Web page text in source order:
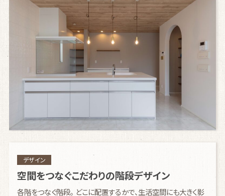
デザイン
空間をつなぐこだわりの階段デザイン
各階をつなぐ階段。 どこに配置するかで、生活空間にも大きく影